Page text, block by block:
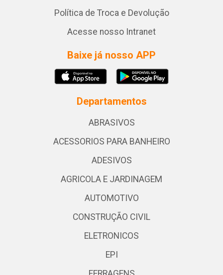
Política de Troca e Devolução
Acesse nosso Intranet
Baixe já nosso APP
Departamentos
ABRASIVOS
ACESSORIOS PARA BANHEIRO
ADESIVOS
AGRICOLA E JARDINAGEM
AUTOMOTIVO
CONSTRUÇÃO CIVIL
ELETRONICOS
EPI